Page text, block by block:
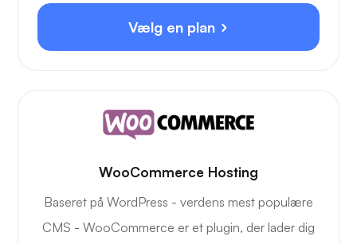
Vælg en plan
WooCommerce Hosting
Baseret på WordPress - verdens mest populære
CMS - WooCommerce er et plugin, der lader dig